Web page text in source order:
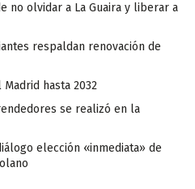
no olvidar a La Guaira y liberar a
respaldan renovación de
hasta 2032
se realizó en la
elección «inmediata» de